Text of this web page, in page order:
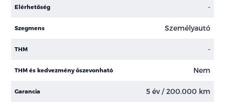
Elérhetőség -
Szegmens Személyautó
THM -
THM és kedvezmény öszevonható Nem
Garancia 5 év / 200.000 km